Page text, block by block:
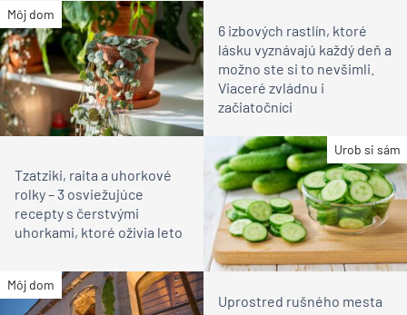
Môj dom
6 izbových rastlín, ktoré
lásku vyznávajú každý deň a
možno ste si to nevšimli.
Viaceré zvládnu i
začiatočníci
Urob si sám
Tzatziki, raita a uhorkové
rolky – 3 osviežujúce
recepty s čerstvými
uhorkami, ktoré oživia leto
Môj dom
Uprostred rušného mesta